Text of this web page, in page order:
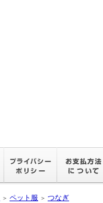
＞ ペット服 ＞ つなぎ